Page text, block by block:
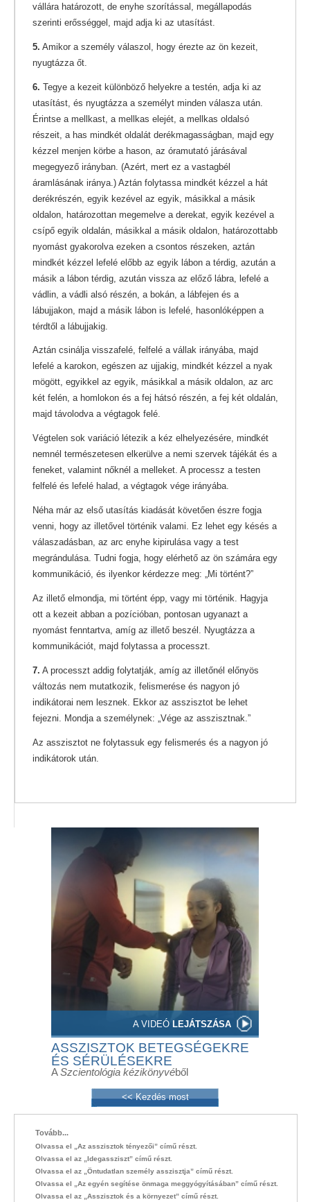
A VIDEÓ LEJÁTSZÁSA
ASSZISZTOK BETEGSÉGEKRE
ÉS SÉRÜLÉSEKRE
ASzcientológia kézikönyvéből
<< Kezdés most
vállára határozott, de enyhe szorítással, megállapodás
szerinti erősséggel, majd adja ki az utasítást.
5. Amikor a személy válaszol, hogy érezte az ön kezeit,
nyugtázza őt.
6. Tegye a kezeit különböző helyekre a testén, adja ki az
utasítást, és nyugtázza a személyt minden válasza után.
Érintse a mellkast, a mellkas elejét, a mellkas oldalsó
részeit, a has mindkét oldalát derékmagasságban, majd egy
kézzel menjen körbe a hason, az óramutató járásával
megegyező irányban. (Azért, mert ez a vastagbél
áramlásának iránya.) Aztán folytassa mindkét kézzel a hát
derékrészén, egyik kezével az egyik, másikkal a másik
oldalon, határozottan megemelve a derekat, egyik kezével a
csípő egyik oldalán, másikkal a másik oldalon, határozottabb
nyomást gyakorolva ezeken a csontos részeken, aztán
mindkét kézzel lefelé előbb az egyik lábon a térdig, azután a
másik a lábon térdig, azután vissza az előző lábra, lefelé a
vádlin, a vádli alsó részén, a bokán, a lábfejen és a
lábujjakon, majd a másik lábon is lefelé, hasonlóképpen a
térdtől a lábujjakig.
Aztán csinálja visszafelé, felfelé a vállak irányába, majd
lefelé a karokon, egészen az ujjakig, mindkét kézzel a nyak
mögött, egyikkel az egyik, másikkal a másik oldalon, az arc
két felén, a homlokon és a fej hátsó részén, a fej két oldalán,
majd távolodva a végtagok felé.
Végtelen sok variáció létezik a kéz elhelyezésére, mindkét
nemnél természetesen elkerülve a nemi szervek tájékát és a
feneket, valamint nőknél a melleket. A processz a testen
felfelé és lefelé halad, a végtagok vége irányába.
Néha már az első utasítás kiadását követően észre fogja
venni, hogy az illetővel történik valami. Ez lehet egy késés a
válaszadásban, az arc enyhe kipirulása vagy a test
megrándulása. Tudni fogja, hogy elérhető az ön számára egy
kommunikáció, és ilyenkor kérdezze meg: „Mi történt?”
Az illető elmondja, mi történt épp, vagy mi történik. Hagyja
ott a kezeit abban a pozícióban, pontosan ugyanazt a
nyomást fenntartva, amíg az illető beszél. Nyugtázza a
kommunikációt, majd folytassa a processzt.
7. A processzt addig folytatják, amíg az illetőnél előnyös
változás nem mutatkozik, felismerése és nagyon jó
indikátorai nem lesznek. Ekkor az asszisztot be lehet
fejezni. Mondja a személynek: „Vége az asszisztnak.”
Az asszisztot ne folytassuk egy felismerés és a nagyon jó
indikátorok után.
Tovább...
Olvassa el „Az asszisztok tényezői” című részt.
Olvassa el az „Idegassziszt” című részt.
Olvassa el az „Öntudatlan személy asszisztja” című részt.
Olvassa el „Az egyén segítése önmaga meggyógyításában” című részt.
Olvassa el az „Asszisztok és a környezet” című részt.